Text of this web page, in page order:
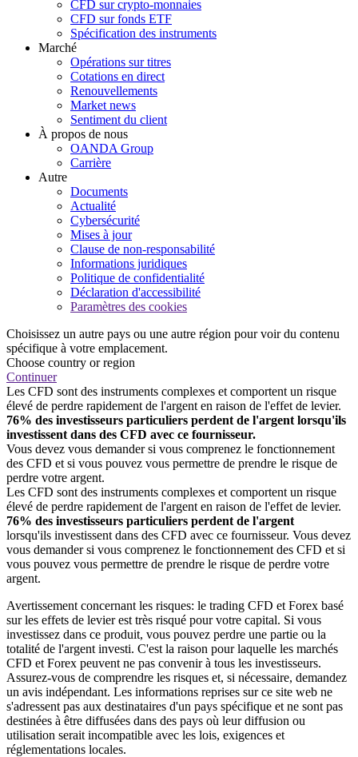
CFD sur crypto-monnaies
CFD sur fonds ETF
Spécification des instruments
Marché
Opérations sur titres
Cotations en direct
Renouvellements
Market news
Sentiment du client
À propos de nous
OANDA Group
Carrière
Autre
Documents
Actualité
Cybersécurité
Mises à jour
Clause de non-responsabilité
Informations juridiques
Politique de confidentialité
Déclaration d'accessibilité
Paramètres des cookies
Choisissez un autre pays ou une autre région pour voir du contenu
spécifique à votre emplacement.
Choose country or region
Continuer
Les CFD sont des instruments complexes et comportent un risque
élevé de perdre rapidement de l'argent en raison de l'effet de levier.
76% des investisseurs particuliers perdent de l'argent lorsqu'ils
investissent dans des CFD avec ce fournisseur.
Vous devez vous demander si vous comprenez le fonctionnement
des CFD et si vous pouvez vous permettre de prendre le risque de
perdre votre argent.
Les CFD sont des instruments complexes et comportent un risque
élevé de perdre rapidement de l'argent en raison de l'effet de levier.
76% des investisseurs particuliers perdent de l'argent
lorsqu'ils investissent dans des CFD avec ce fournisseur. Vous devez
vous demander si vous comprenez le fonctionnement des CFD et si
vous pouvez vous permettre de prendre le risque de perdre votre
argent.
Avertissement concernant les risques: le trading CFD et Forex basé
sur les effets de levier est très risqué pour votre capital. Si vous
investissez dans ce produit, vous pouvez perdre une partie ou la
totalité de l'argent investi. C'est la raison pour laquelle les marchés
CFD et Forex peuvent ne pas convenir à tous les investisseurs.
Assurez-vous de comprendre les risques et, si nécessaire, demandez
un avis indépendant. Les informations reprises sur ce site web ne
s'adressent pas aux destinataires d'un pays spécifique et ne sont pas
destinées à être diffusées dans des pays où leur diffusion ou
utilisation serait incompatible avec les lois, exigences et
réglementations locales.